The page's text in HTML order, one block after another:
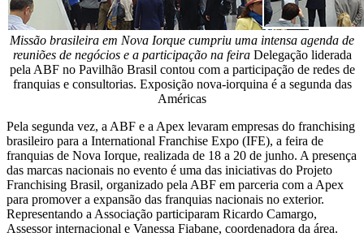
Missão brasileira em Nova Iorque cumpriu uma intensa agenda de
reuniões de negócios e a participação na feira Delegação liderada
pela ABF no Pavilhão Brasil contou com a participação de redes de
franquias e consultorias. Exposição nova-iorquina é a segunda das
Américas
Pela segunda vez, a ABF e a Apex levaram empresas do franchising
brasileiro para a International Franchise Expo (IFE), a feira de
franquias de Nova Iorque, realizada de 18 a 20 de junho. A presença
das marcas nacionais no evento é uma das iniciativas do Projeto
Franchising Brasil, organizado pela ABF em parceria com a Apex
para promover a expansão das franquias nacionais no exterior.
Representando a Associação participaram Ricardo Camargo,
Assessor internacional e Vanessa Fiabane, coordenadora da área.